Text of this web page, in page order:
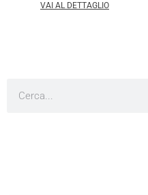
VAI AL DETTAGLIO
Cerca